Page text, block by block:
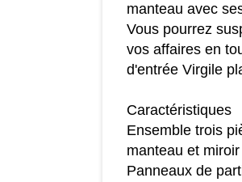
manteau avec
Vous pourrez
vos affaires en
d'entrée Virgile
Caractéristiques
Ensemble trois
manteau et miroir
Panneaux de